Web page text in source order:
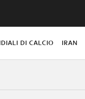
DI CALCIO IRAN